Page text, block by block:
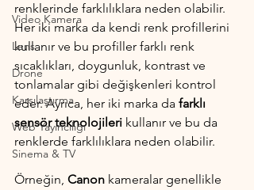
Video Kamera
Lens
Drone
Karşılaştırma
Web Yayıncılığı
Sinema & TV
renklerinde farklılıklara neden olabilir.
Her iki marka da kendi renk profillerini
kullanır ve bu profiller farklı renk
sıcaklıkları, doygunluk, kontrast ve
tonlamalar gibi değişkenleri kontrol
eder. Ayrıca, her iki marka da farklı
sensör teknolojileri kullanır ve bu da
renklerde farklılıklara neden olabilir.
Örneğin, Canon kameralar genellikle